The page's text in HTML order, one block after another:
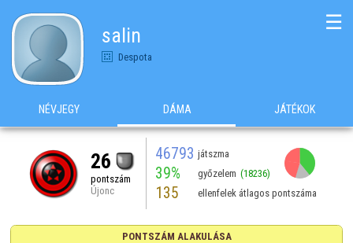
salin
Despota
☰
NÉVJEGY DÁMA JÁTÉKOK
26
pontszám
Újonc
46793 játszma
39% győzelem (18236)
135 ellenfelek átlagos pontszáma
PONTSZÁM ALAKULÁSA